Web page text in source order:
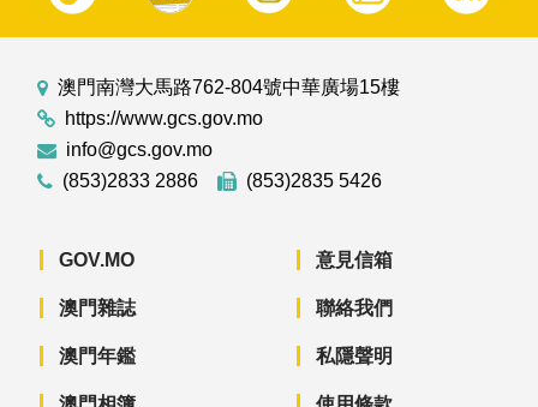
澳門南灣大馬路762-804號中華廣場15樓
https://www.gcs.gov.mo
info@gcs.gov.mo
(853)2833 2886
(853)2835 5426
GOV.MO
澳門雜誌
澳門年鑑
意見信箱
聯絡我們
私隱聲明